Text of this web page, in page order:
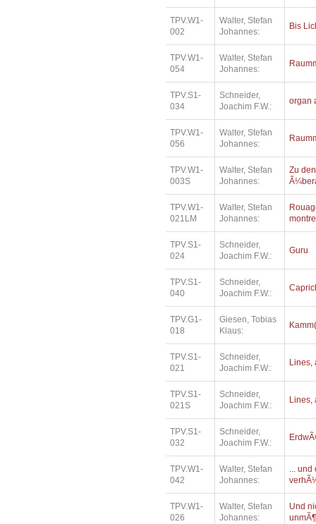
TPV.W1-
002
Walter, Stefan
Johannes:
Bis
TPV.W1-
054
Walter, Stefan
Johannes:
TPV.S1-
034
Schneider,
Joachim F.W.:
organ
TPV.W1-
056
Walter, Stefan
Johannes:
TPV.W1-
003S
Walter, Stefan
Johannes:
Zu
TPV.W1-
021LM
Walter, Stefan
Johannes:
montre
TPV.S1-
024
Schneider,
Joachim F.W.:
Guru
TPV.S1-
040
Schneider,
Joachim F.W.:
TPV.G1-
018
Giesen, Tobias
Klaus:
TPV.S1-
021
Schneider,
Joachim F.W.:
Lines,
TPV.S1-
021S
Schneider,
Joachim F.W.:
Lines,
TPV.S1-
032
Schneider,
Joachim F.W.:
TPV.W1-
042
Walter, Stefan
Johannes:
... und
TPV.W1-
026
Walter, Stefan
Johannes:
Und